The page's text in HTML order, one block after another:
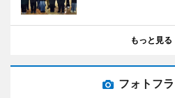
もっと見る
フォトフ